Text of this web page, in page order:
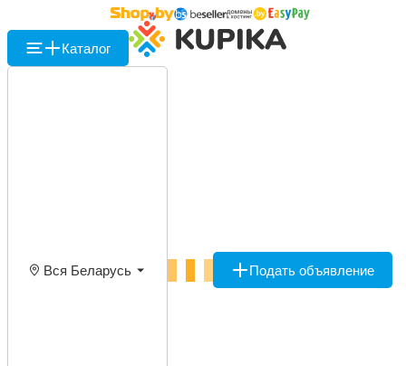
Каталог
Вся Беларусь Подать объявление